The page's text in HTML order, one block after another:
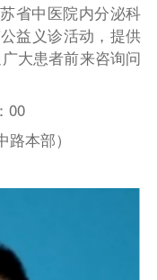
省中医院内分泌科
益义诊活动，提供
大患者前来咨询问
00
本部）